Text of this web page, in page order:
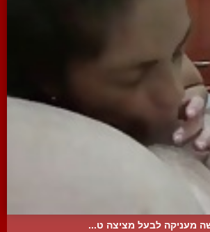
מעניקה לבעל מציצה ט...